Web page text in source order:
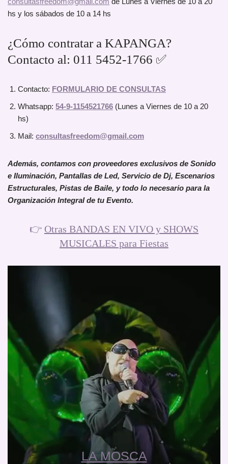
hs y los sábados de 10 a 14 hs
¿Cómo contratar a KAPANGA?
Contacto al: 011 5452-1766 ✅
Contacto: FORMULARIO DE CONSULTAS
Whatsapp: 54-9-1154521766 (Lunes a Viernes de 10 a 20
hs)
Mail: consultasfreedom@gmail.com
Además, contamos con proveedores exclusivos de Sonido
e Iluminación, Pantallas de Led, Servicio de Dj, Escenarios
Estructurales, Pistas de Baile, y todo lo necesario para la
Organización Integral de tu Evento.
👉 Otras BANDAS EN VIVO y SHOWS
MUSICALES para Fiestas
LA MOSCA